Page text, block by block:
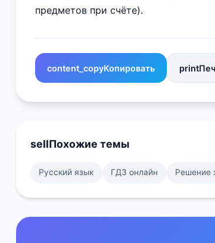
предметов при счёте).
content_copyКопировать print
sellПохожие темы
Русский язык ГДЗ онлайн Решение